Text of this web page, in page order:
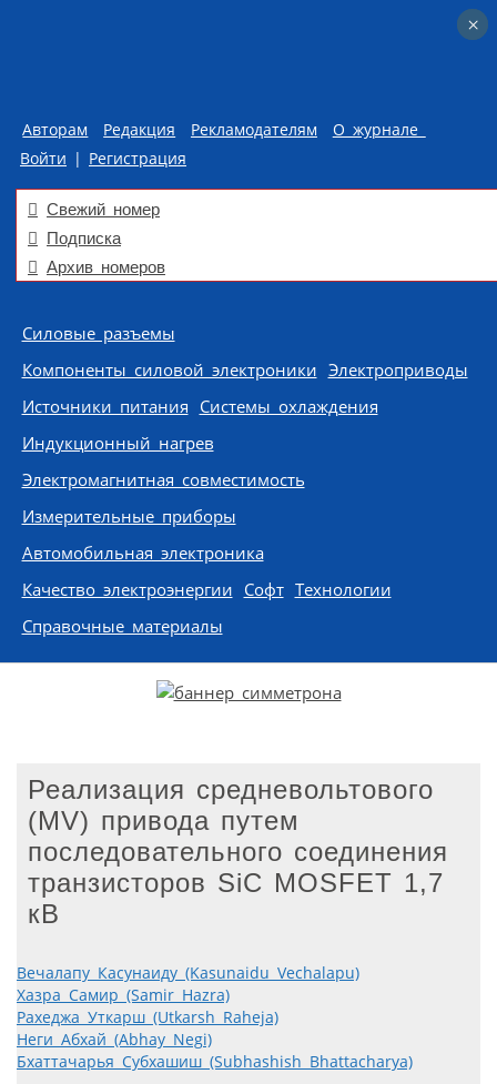
Авторам Редакция Рекламодателям
О журнале
Войти | Регистрация
Свежий номер
Подписка
Архив номеров
Skip to content
Силовые разъемы
Компоненты силовой электроники Электроприводы
Источники питания Системы охлаждения
Индукционный нагрев
Электромагнитная совместимость
Измерительные приборы
Автомобильная электроника
Качество электроэнергии Софт Технологии
Справочные материалы
Реализация средневольтового
(MV) привода путем
последовательного соединения
транзисторов SiC MOSFET 1,7
кВ
Вечалапу Касунаиду (Kasunaidu Vechalapu)
Хазра Самир (Samir Hazra)
Рахеджа Уткарш (Utkarsh Raheja)
Неги Абхай (Abhay Negi)
Бхаттачарья Субхашиш (Subhashish Bhattacharya)
×
×